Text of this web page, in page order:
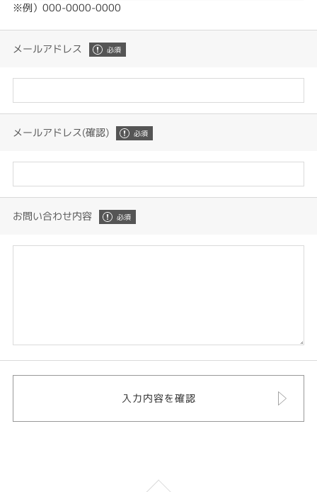
※例）000-0000-0000
メールアドレス
メールアドレス(確認)
お問い合わせ内容